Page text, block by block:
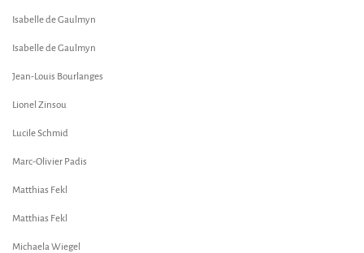
Isabelle de Gaulmyn
Isabelle de Gaulmyn
Jean-Louis Bourlanges
Lionel Zinsou
Lucile Schmid
Marc-Olivier Padis
Matthias Fekl
Matthias Fekl
Michaela Wiegel